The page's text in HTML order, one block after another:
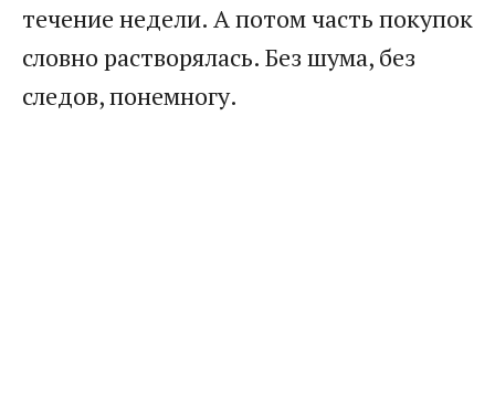
течение недели. А потом часть покупок
словно растворялась. Без шума, без
следов, понемногу.